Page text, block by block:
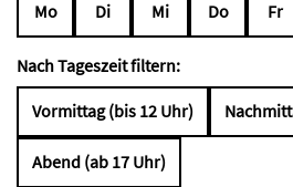
Mo Di Mi Do Fr
Nach Tageszeit filtern:
Vormittag (bis 12 Uhr)
Abend (ab 17 Uhr)